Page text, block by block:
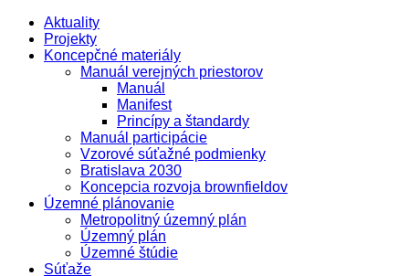
Aktuality
Projekty
Koncepčné materiály
Manuál verejných priestorov
Manuál
Manifest
Princípy a štandardy
Manuál participácie
Vzorové súťažné podmienky
Bratislava 2030
Koncepcia rozvoja brownfieldov
Územné plánovanie
Metropolitný územný plán
Územný plán
Územné štúdie
Súťaže